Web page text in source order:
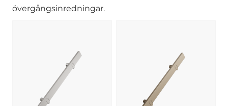
övergångsinredningar.